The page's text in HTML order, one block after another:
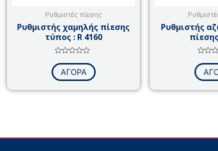
Ρυθμιστές πίεσης
Ρυθμιστής χαμηλής πίεσης
τύπος : R 4160
με
από
ΑΓΟΡΑ
Ρυθμιστής
με
από